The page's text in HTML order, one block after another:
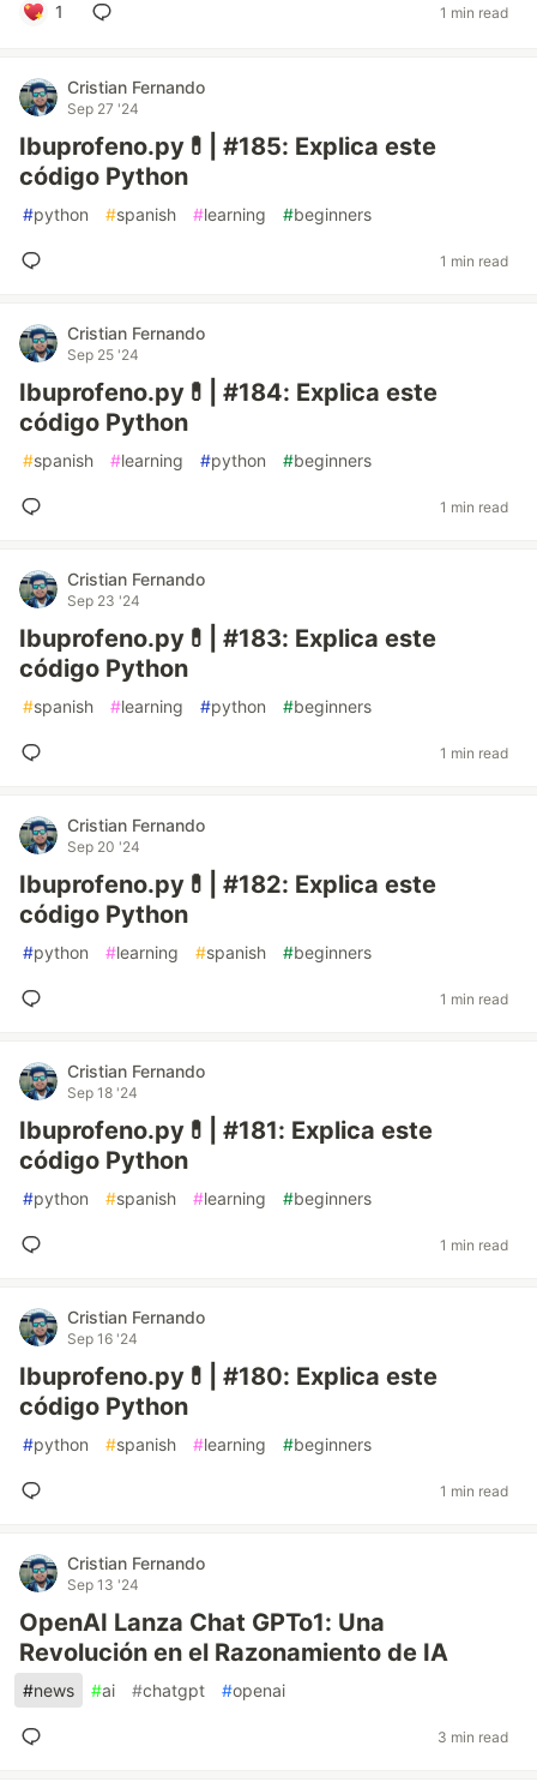
1 1 min read
Cristian Fernando
Sep 27 '24
Ibuprofeno.py💊| #185: Explica este
código Python
#python #spanish #learning #beginners
1 min read
Cristian Fernando
Sep 25 '24
Ibuprofeno.py💊| #184: Explica este
código Python
#spanish #learning #python #beginners
1 min read
Cristian Fernando
Sep 23 '24
Ibuprofeno.py💊| #183: Explica este
código Python
#spanish #learning #python #beginners
1 min read
Cristian Fernando
Sep 20 '24
Ibuprofeno.py💊| #182: Explica este
código Python
#python #learning #spanish #beginners
1 min read
Cristian Fernando
Sep 18 '24
Ibuprofeno.py💊| #181: Explica este
código Python
#python #spanish #learning #beginners
1 min read
Cristian Fernando
Sep 16 '24
Ibuprofeno.py💊| #180: Explica este
código Python
#python #spanish #learning #beginners
1 min read
Cristian Fernando
Sep 13 '24
OpenAI Lanza Chat GPTo1: Una
Revolución en el Razonamiento de IA
#news #ai #chatgpt #openai
3 min read